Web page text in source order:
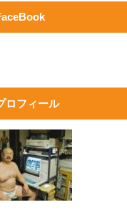
ロフィール